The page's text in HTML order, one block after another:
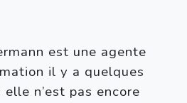
est une agente
il y a quelques
n’est pas encore